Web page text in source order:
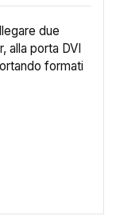
due
alla porta DVI
formati